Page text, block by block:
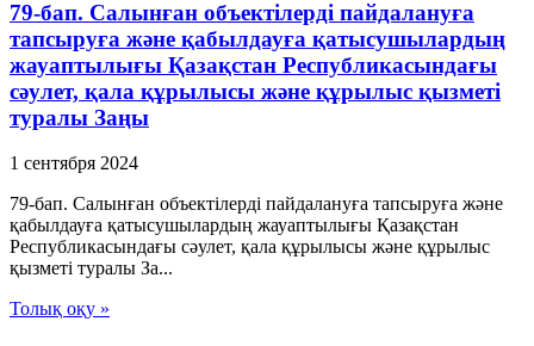
79-бап. Салынған объектілерді пайдалануға
тапсыруға және қабылдауға қатысушылардың
жауаптылығы Қазақстан Республикасындағы
сәулет, қала құрылысы және құрылыс қызметі
туралы Заңы
1 сентября 2024
79-бап. Салынған объектілерді пайдалануға тапсыруға және
қабылдауға қатысушылардың жауаптылығы Қазақстан
Республикасындағы сәулет, қала құрылысы және құрылыс
қызметі туралы За...
Толық оқу »